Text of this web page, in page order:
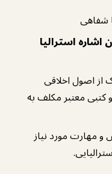
شفاهی
استرالیا
از اصول اخلاقی
کتبی معتبر مکلف به
و مهارت مورد نیاز